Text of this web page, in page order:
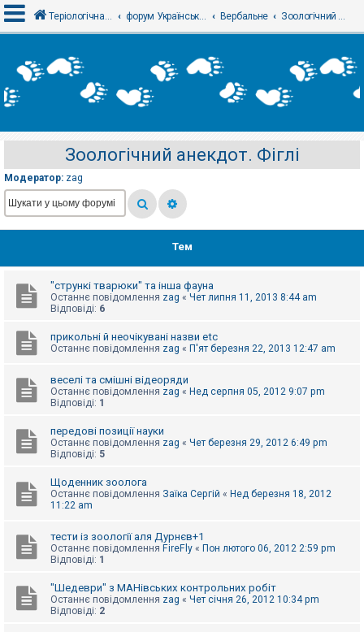
х
і
е
є
с
т
р
а
Т
м
б
з
о
А
т
т
Теріологічна школа форум Українського теріологічного товариства Вербальне Зоологічний анекдот. Фіглі
Зоологічний анекдот. Фіглі
Модератор: zag
Тем
"стрункі тварюки" та інша фауна
Останнє повідомлення zag « Чет липня 11, 2013 8:44 am
Відповіді: 6
прикольні й неочікувані назви etc
Останнє повідомлення zag « П'ят березня 22, 2013 12:47 am
веселі та смішні відеоряди
Останнє повідомлення zag « Нед серпня 05, 2012 9:07 pm
Відповіді: 1
передові позиції науки
Останнє повідомлення zag « Чет березня 29, 2012 6:49 pm
Відповіді: 5
Щоденник зоолога
Останнє повідомлення Заїка Сергій « Нед березня 18, 2012
11:22 am
тести із зоології аля Дурнєв+1
Останнє повідомлення FireFly « Пон лютого 06, 2012 2:59 pm
Відповіді: 1
"Шедеври" з МАНівських контрольних робіт
Останнє повідомлення zag « Чет січня 26, 2012 10:34 pm
Відповіді: 2